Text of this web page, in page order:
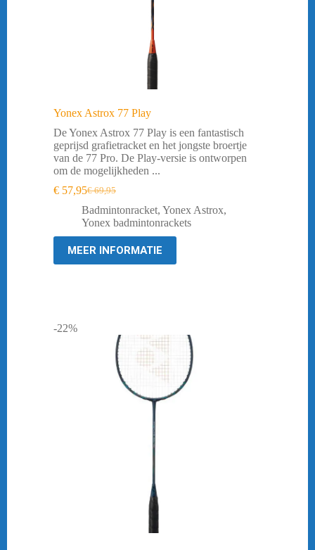
Yonex Astrox 77 Play
De Yonex Astrox 77 Play is een fantastisch
geprijsd grafietracket en het jongste broertje
van de 77 Pro. De Play-versie is ontworpen
om de mogelijkheden ...
€69,95
Oorspronkelijke
prijs
was:
€ 69,95.
€ 57,95Huidige
prijs
is:
€ 57,95.
Badmintonracket, Yonex Astrox,
Yonex badmintonrackets
MEER INFORMATIE
-22%